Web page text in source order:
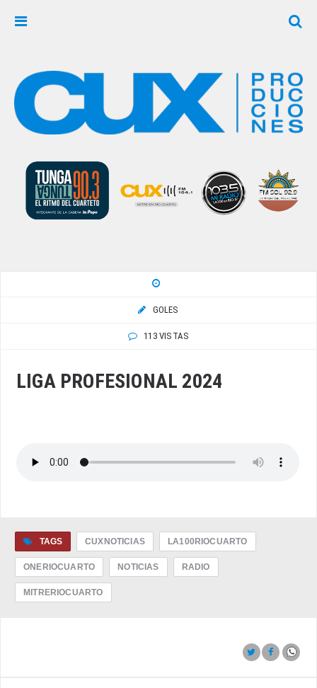
GOLES
113 VISTAS
LIGA PROFESIONAL 2024
TAGS CUXNOTICIAS LA100RIOCUARTO
ONERIOCUARTO NOTICIAS RADIO
MITRERIOCUARTO